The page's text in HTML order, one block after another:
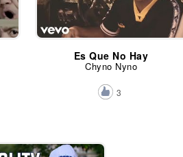
Es Que No Hay
Chyno Nyno
3